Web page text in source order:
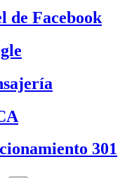
de Facebook
301